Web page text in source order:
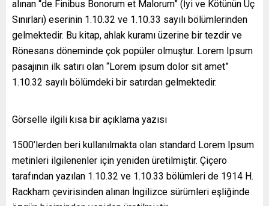
alınan “de Finibus Bonorum et Malorum” (İyi ve Kötünün Uç
Sınırları) eserinin 1.10.32 ve 1.10.33 sayılı bölümlerinden
gelmektedir. Bu kitap, ahlak kuramı üzerine bir tezdir ve
Rönesans döneminde çok popüler olmuştur. Lorem Ipsum
pasajının ilk satırı olan “Lorem ipsum dolor sit amet”
1.10.32 sayılı bölümdeki bir satırdan gelmektedir.
Görselle ilgili kısa bir açıklama yazısı
1500’lerden beri kullanılmakta olan standard Lorem Ipsum
metinleri ilgilenenler için yeniden üretilmiştir. Çiçero
tarafından yazılan 1.10.32 ve 1.10.33 bölümleri de 1914 H.
Rackham çevirisinden alınan İngilizce sürümleri eşliğinde